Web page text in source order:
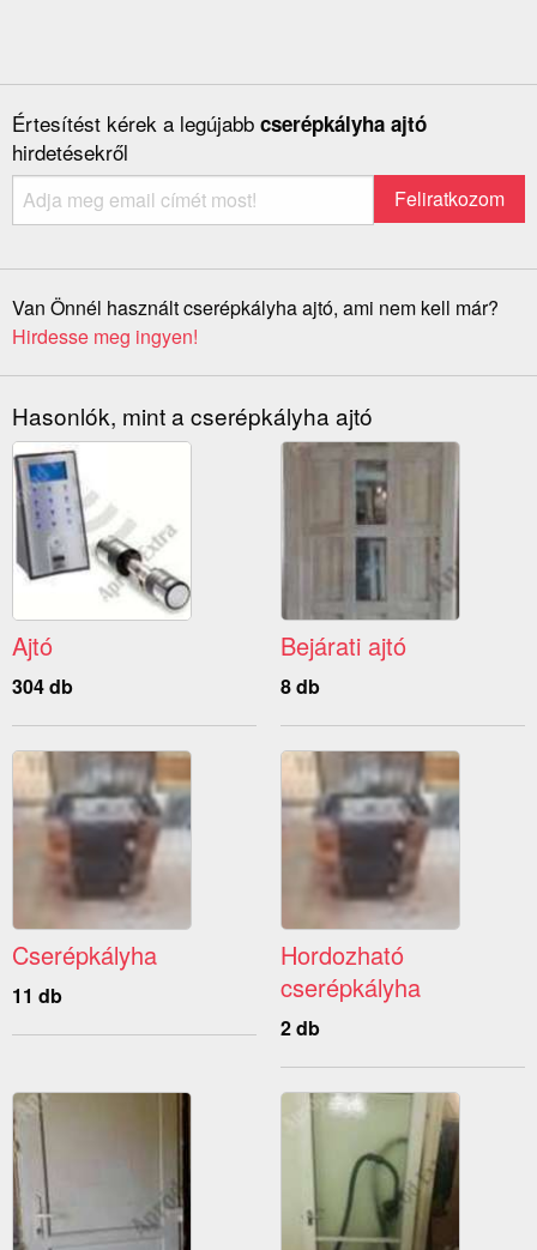
Értesítést kérek a legújabb cserépkályha ajtó
hirdetésekről
Van Önnél használt cserépkályha ajtó, ami nem kell már?
Hirdesse meg ingyen!
Hasonlók, mint a cserépkályha ajtó
Ajtó
304 db
Bejárati ajtó
8 db
Cserépkályha
11 db
Hordozható
cserépkályha
2 db